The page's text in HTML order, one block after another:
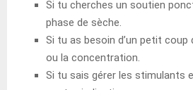
Si tu cherches un soutien
phase de sèche.
Si tu as besoin d’un petit coup
ou la concentration.
Si tu sais gérer les stimulants